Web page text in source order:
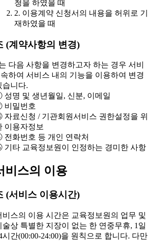
청을 하였을 때
2. 이용계약 신청서의 내용을 허위로 기
재하였을 때
(계약사항의 변경)
다음 사항을 변경하고자 하는 경우 서비
하여 서비스 내의 기능을 이용하여 변경
습니다.
명 및 생년월일, 신분, 이메일
비밀번호
료신청 / 기관회원서비스 권한설정을 위
이용자정보
화번호 등 개인 연락처
타 교육정보원이 인정하는 경미한 사항
비스의 이용
(서비스 이용시간)
비스의 이용 시간은 교육정보원의 업무 및
술상 특별한 지장이 없는 한 연중무휴, 1일
시간(00:00-24:00)을 원칙으로 합니다. 다만